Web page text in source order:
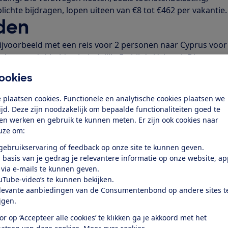
plaatsen cookies. Functionele en analytische cookies plaatsen we
Deze zijn noodzakelijk om bepaalde functionaliteiten goed te
werken en gebruik te kunnen meten. Er zijn ook cookies naar
om:
of feedback op onze site te kunnen geven.
basis van je gedrag je relevantere informatie op onze website,
e-mails te kunnen geven.
video’s te kunnen bekijken.
aanbiedingen van de Consumentenbond op andere sites
op ‘Accepteer alle cookies’ te klikken ga je akkoord met het
bijdragen, lopen uiteen van €8 tot €462 per vakantie.
met een reis voor 2 personen naar Cyprus
verdubbelde uiteindelijk. En bij de
van een reis naar Ibiza voor 2 personen tijdens het
Stip Reizen bood zelfs een Fly & Drive Andalusië aan,
bijbehorende huurauto in de aanbiedingsprijs op te
en misleidend
Consumentenbond: ‘Het is frustrerend als de prijs van
van het boekingsproces stijgt. En het is misleidend, want
hierdoor goedkoper dan ze eigenlijk zijn. Terwijl de
te boeken zijn voor de geadverteerde prijs, alle
in de prijs zitten en variabele kosten moeten er
de reisbranche zich nog steeds niet aan deze regels
RCC
de onderzoeksresultaten en beloven beterschap.